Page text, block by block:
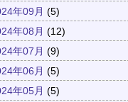
年09月 (5)
年08月 (12)
年07月 (9)
年06月 (5)
年05月 (5)